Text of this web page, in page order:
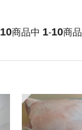
10商品中 1-10商品